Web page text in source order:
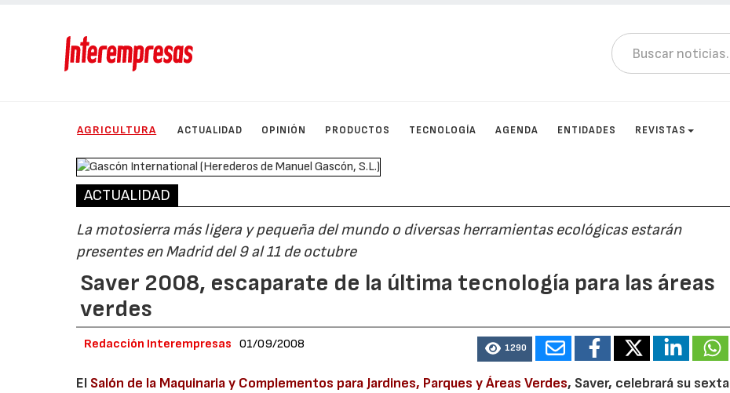
AGRICULTURA ACTUALIDAD OPINIÓN PRODUCTOS TECNOLOGÍA AGENDA ENTIDADES REVISTAS
ACTUALIDAD
La motosierra más ligera y pequeña del mundo o diversas herramientas ecológicas estarán
presentes en Madrid del 9 al 11 de octubre
Saver 2008, escaparate de la última tecnología para las áreas
verdes
Redacción Interempresas 01/09/2008 1290
El Salón de la Maquinaria y Complementos para Jardines, Parques y Áreas Verdes, Saver, celebrará su sexta